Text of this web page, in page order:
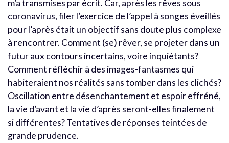
m’a transmises par écrit. Car, après les rêves sous
coronavirus, filer l’exercice de l’appel à songes éveillés
pour l’après était un objectif sans doute plus complexe
à rencontrer. Comment (se) rêver, se projeter dans un
futur aux contours incertains, voire inquiétants?
Comment réfléchir à des images-fantasmes qui
habiteraient nos réalités sans tomber dans les clichés?
Oscillation entre désenchantement et espoir effréné,
la vie d’avant et la vie d’après seront-elles finalement
si différentes? Tentatives de réponses teintées de
grande prudence.